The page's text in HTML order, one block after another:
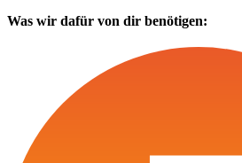
Was wir dafür von dir benötigen: